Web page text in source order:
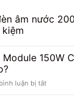
âm nước
150W
luận bị tắtở